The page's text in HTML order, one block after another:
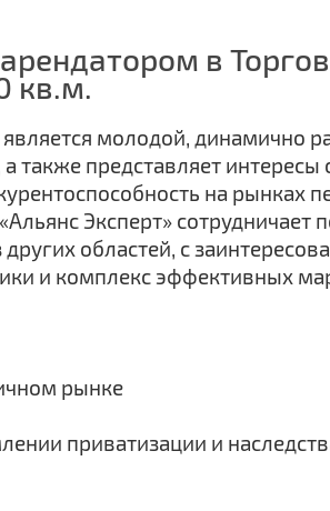
в
кв.м.
молодой, динамично
представляет
на
Эксперт»
областей, с
и комплекс эффективных
рынке
приватизации и